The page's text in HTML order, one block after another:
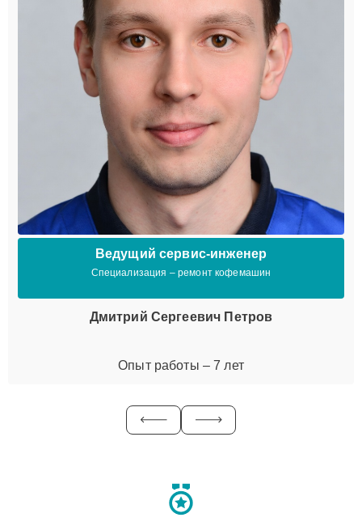
Ведущий сервис-инженер
Специализация – ремонт кофемашин
Дмитрий Сергеевич Петров
Опыт работы – 7 лет